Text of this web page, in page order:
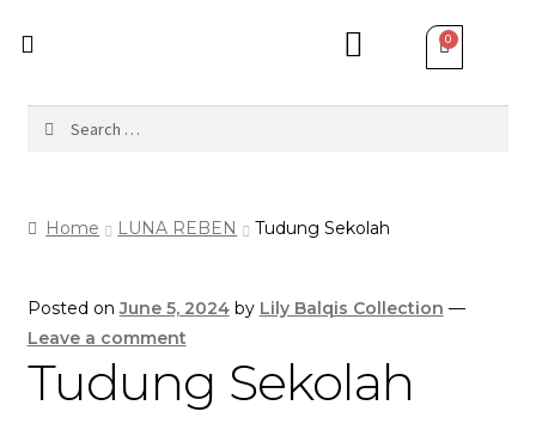
Home LUNA REBEN Tudung Sekolah
Posted onJune 5, 2024 by Lily Balqis Collection —
Leave a comment
Tudung Sekolah